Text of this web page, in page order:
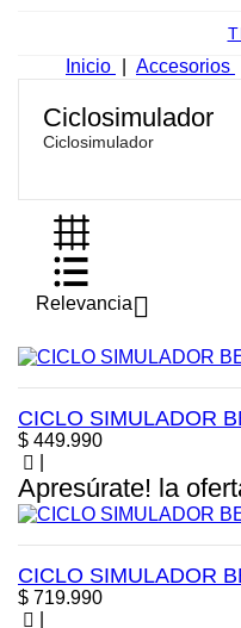
Inicio Accesorios
Ciclosimulador
Ciclosimulador
Relevancia
CICLO SIMULADOR
Precio
$ 449.990
Apresúrate! la
CICLO SIMULADOR
Precio
$ 719.990